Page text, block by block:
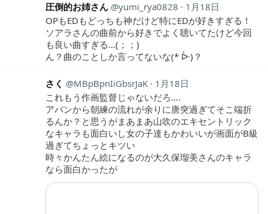
圧倒的お姉さん yumi_rya0828
1月18日
OPもEDもどっちも神だけど特にEDが好きすぎる！
ソアラさんの曲前から好きでよく聴いてたけど今回
も良い曲すぎる…(；；)
ん？曲のことしか言ってないな(* ᐕ)？
さく MBpBpnIiGbsrJaK
1月18日
これもう作画監督じゃないだろ….
アバンから朝練の流れが余りに唐突過ぎてそこ端折
るんか？と思うがまあまあ山吹のエキセントリック
なキャラも面白いし女の子達もかわいいが画面がB級
過ぎてちょっとキツい
時々かんたん絵になるのが大久保瑠美さんのキャラ
なら面白かったが